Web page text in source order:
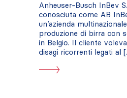
Anheuser-Busch InBev
conosciuta come AB
un’azienda
produzione di birra con
in Belgio. Il cliente
disagi ricorrenti legati al